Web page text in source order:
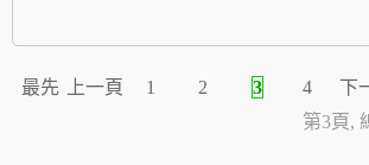
最先 上一頁 1 2 3 4 下
第3頁,